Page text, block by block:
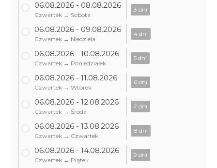
06.08.2026 - 08.08.2026
Czwartek → Sobota
3 dni
06.08.2026 - 09.08.2026
Czwartek → Niedziela
4 dni
06.08.2026 - 10.08.2026
Czwartek → Poniedziałek
5 dni
06.08.2026 - 11.08.2026
Czwartek → Wtorek
6 dni
06.08.2026 - 12.08.2026
Czwartek → Środa
7 dni
06.08.2026 - 13.08.2026
Czwartek → Czwartek
8 dni
06.08.2026 - 14.08.2026
Czwartek → Piątek
9 dni